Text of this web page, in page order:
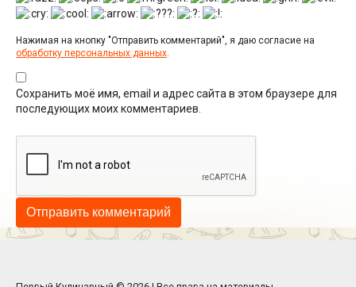
Нажимая на кнопку "Отправить комментарий", я даю согласие на
обработку персональных данных.
Сохранить моё имя, email и адрес сайта в этом браузере для
последующих моих комментариев.